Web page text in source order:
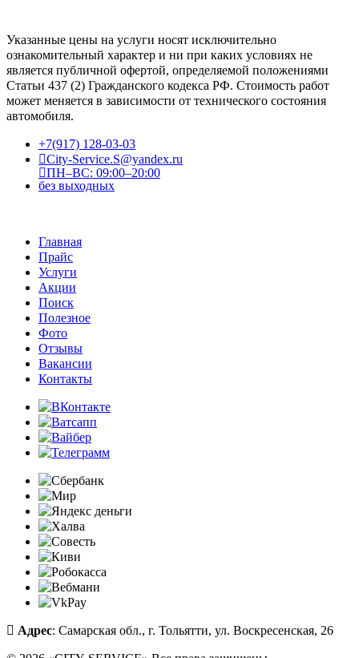
Указанные цены на услуги носят исключительно
ознакомительный характер и ни при каких условиях не
является публичной офертой, определяемой положениями
Статьи 437 (2) Гражданского кодекса РФ. Стоимость работ
может меняется в зависимости от технического состояния
автомобиля.
+7(917) 128-03-03
City-Service.S@yandex.ru
ПН–ВС: 09:00–20:00
без выходных
Главная
Прайс
Услуги
Акции
Поиск
Полезное
Фото
Отзывы
Вакансии
Контакты
Адрес: Самарская обл., г. Тольятти, ул. Воскресенская, 26